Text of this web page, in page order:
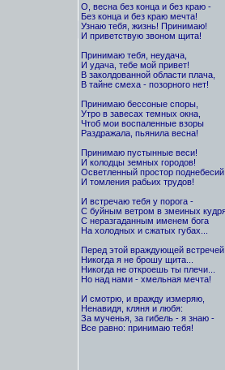
О, весна без конца и без краю -
Без конца и без краю мечта!
Узнаю тебя, жизнь! Принимаю!
И приветствую звоном щита!
Принимаю тебя, неудача,
И удача, тебе мой привет!
В заколдованной области плача,
В тайне смеха - позорного нет!
Принимаю бессоные споры,
Утро в завесах темных окна,
Чтоб мои воспаленные взоры
Раздражала, пьянила весна!
Принимаю пустынные веси!
И колодцы земных городов!
Осветленный простор поднебесий
И томления рабьих трудов!
И встречаю тебя у порога -
С буйным ветром в змеиных
С неразгаданным именем бога
На холодных и сжатых губах...
Перед этой враждующей встречей
Никогда я не брошу щита...
Никогда не откроешь ты плечи...
Но над нами - хмельная мечта!
И смотрю, и вражду измеряю,
Ненавидя, кляня и любя:
За мученья, за гибель - я знаю -
Все равно: принимаю тебя!